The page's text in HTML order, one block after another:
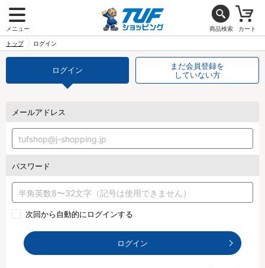
メニュー 商品検索 カート
トップ ログイン
ログイン
まだ会員登録を
していない方
メールアドレス
パスワード
次回から自動的にログインする
ログイン